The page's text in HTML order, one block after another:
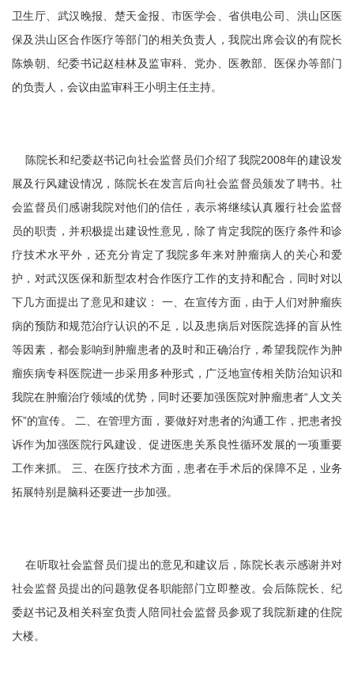
卫生厅、武汉晚报、楚天金报、市医学会、省供电公司、洪山区医
保及洪山区合作医疗等部门的相关负责人，我院出席会议的有院长
陈焕朝、纪委书记赵桂林及监审科、党办、医教部、医保办等部门
的负责人，会议由监审科王小明主任主持。
陈院长和纪委赵书记向社会监督员们介绍了我院2008年的建设发
展及行风建设情况，陈院长在发言后向社会监督员颁发了聘书。社
会监督员们感谢我院对他们的信任，表示将继续认真履行社会监督
员的职责，并积极提出建设性意见，除了肯定我院的医疗条件和诊
疗技术水平外，还充分肯定了我院多年来对肿瘤病人的关心和爱
护，对武汉医保和新型农村合作医疗工作的支持和配合，同时对以
下几方面提出了意见和建议： 一、在宣传方面，由于人们对肿瘤疾
病的预防和规范治疗认识的不足，以及患病后对医院选择的盲从性
等因素，都会影响到肿瘤患者的及时和正确治疗，希望我院作为肿
瘤疾病专科医院进一步采用多种形式，广泛地宣传相关防治知识和
我院在肿瘤治疗领域的优势，同时还要加强医院对肿瘤患者“人文关
怀”的宣传。 二、在管理方面，要做好对患者的沟通工作，把患者投
诉作为加强医院行风建设、促进医患关系良性循环发展的一项重要
工作来抓。 三、在医疗技术方面，患者在手术后的保障不足，业务
拓展特别是脑科还要进一步加强。
在听取社会监督员们提出的意见和建议后，陈院长表示感谢并对
社会监督员提出的问题敦促各职能部门立即整改。会后陈院长、纪
委赵书记及相关科室负责人陪同社会监督员参观了我院新建的住院
大楼。